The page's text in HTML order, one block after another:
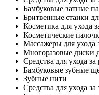
Бамбуковые ватные
Бритвенные станки
Косметика для ухода
Косметические
Массажеры для ухода
Многоразовые диски
Средства для ухода
Бамбуковые зубные
Зубные нити
Средства для ухода за